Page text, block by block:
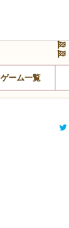
ゲーム一覧